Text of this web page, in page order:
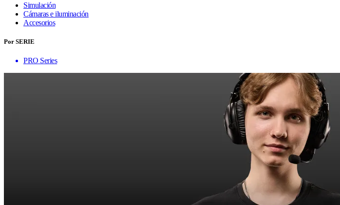
Simulación
Cámaras e iluminación
Accesorios
Por SERIE
PRO Series